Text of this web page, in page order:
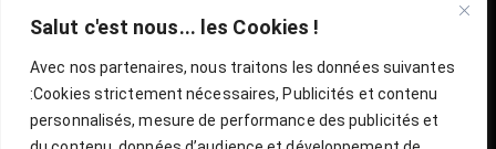
Salut c'est nous... les Cookies !
Avec nos partenaires, nous traitons les données suivantes
:Cookies strictement nécessaires, Publicités et contenu
personnalisés, mesure de performance des publicités et
Billetterie Officielle ESBVA-LM